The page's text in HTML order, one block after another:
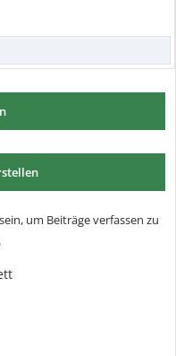
um Beiträge verfassen zu